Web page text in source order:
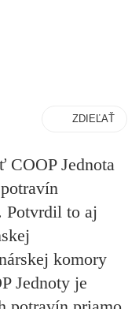
ZDIEĽAŤ
COOP Jednota
Potvrdil to aj
komory
Jednoty je